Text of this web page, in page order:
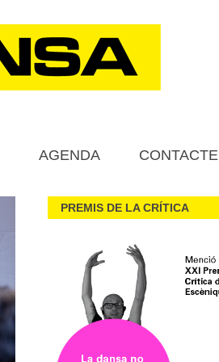
AGENDA CONTACTE
PREMIS DE LA CRÍTICA